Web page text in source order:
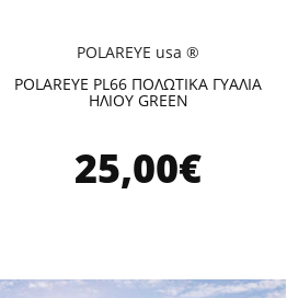
POLAREYE usa ®
POLAREYE PL66 ΠΟΛΩΤΙΚΑ ΓΥΑΛΙΑ
ΗΛΙΟΥ GREEN
25,00€